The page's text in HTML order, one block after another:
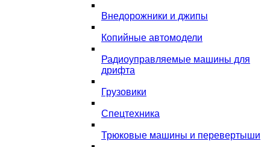
Внедорожники и джипы
Копийные автомодели
Радиоуправляемые машины для
дрифта
Грузовики
Спецтехника
Трюковые машины и перевертыши